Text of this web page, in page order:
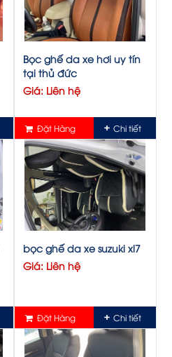
Bọc ghế da xe hơi uy tín
tại thủ đức
Giá: Liên hệ
Đặt Hàng Chi tiết
bọc ghế da xe suzuki xl7
Giá: Liên hệ
Đặt Hàng Chi tiết